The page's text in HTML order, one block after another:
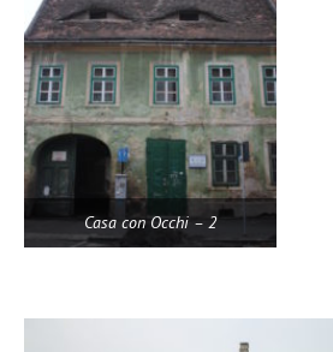
Casa con Occhi – 2